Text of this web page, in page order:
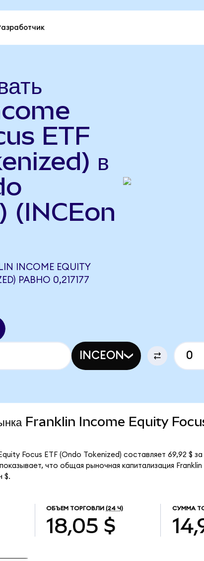
ETF
в
(INCEon
INCOME EQUITY
РАВНО 0,217177
INCEON
Franklin Income Equity
Focus ETF (Ondo Tokenized) составляет 69,92 $
что общая рыночная капитализация
$.
ОБЪЕМ ТОРГОВЛИ (24 Ч)
18,05 $
СУММА